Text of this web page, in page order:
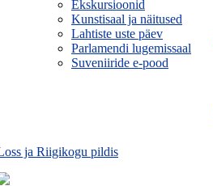
Ekskursioonid
Kunstisaal ja näitused
Lahtiste uste päev
Parlamendi lugemissaal
Suveniiride e-pood
ja Riigikogu pildis